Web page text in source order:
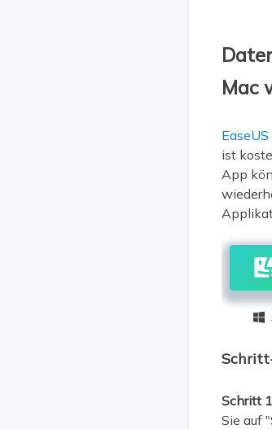
Mac
ist
App

Schritt 1
Sie auf